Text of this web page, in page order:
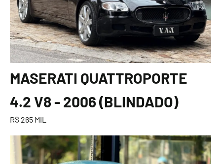
MASERATI QUATTROPORTE
4.2 V8 - 2006 (BLINDADO)
R$ 265 MIL